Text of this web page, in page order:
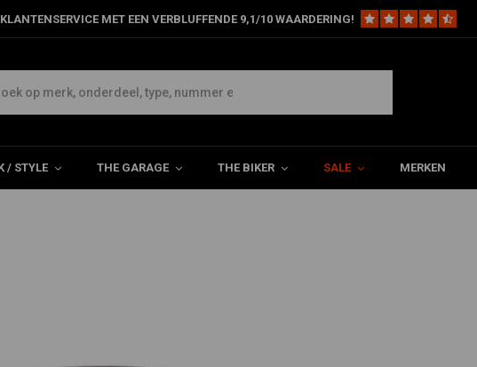
MET EEN VERBLUFFENDE 9,1/10 WAARDERING!
/ STYLE THE GARAGE THE BIKER SALE MERKEN
Bril | Kies Kleur